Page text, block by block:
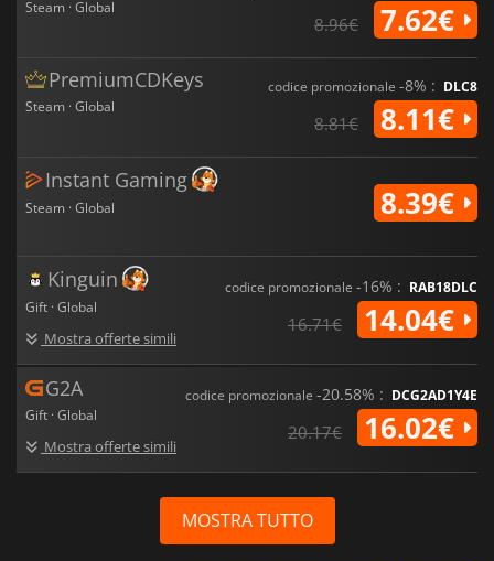
Steam · Global
8.96€ 7.62€
PremiumCDKeys
Steam · Global
codice promozionale -8% : DLC8
8.81€ 8.11€
Instant Gaming
Steam · Global 8.39€
Kinguin
Gift · Global
Mostra offerte simili
codice promozionale -16% : RAB18DLC
16.71€ 14.04€
G2A
Gift · Global
Mostra offerte simili
codice promozionale -20.58% : DCG2AD1Y4E
20.17€ 16.02€
MOSTRA TUTTO